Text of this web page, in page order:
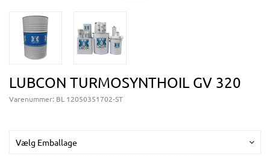
LUBCON TURMOSYNTHOIL GV 320
Varenummer: BL 12050351702-ST
Vælg Emballage